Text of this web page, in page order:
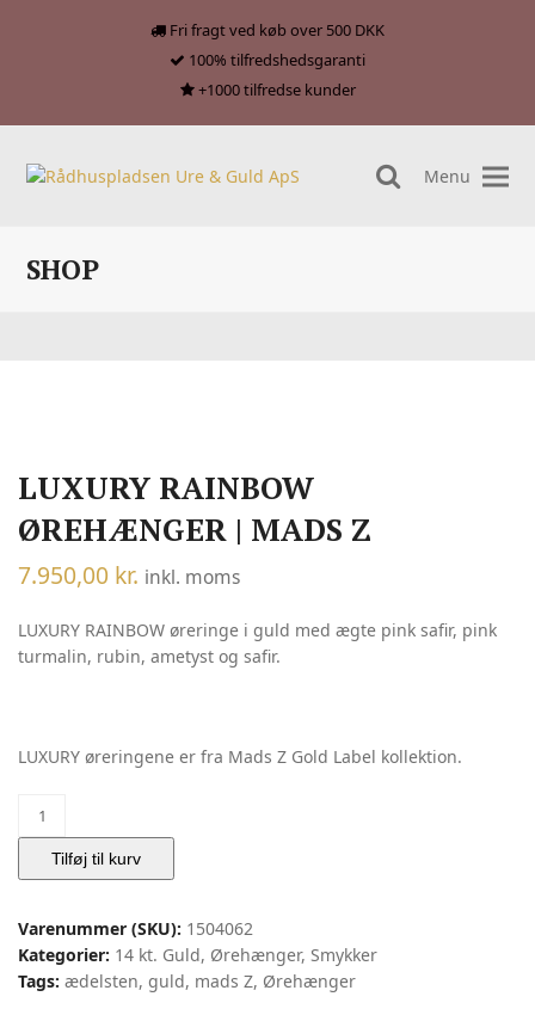
Fri fragt ved køb over 500 DKK
100% tilfredshedsgaranti
+1000 tilfredse kunder
search
Menu
SHOP
LUXURY RAINBOW
ØREHÆNGER | MADS Z
7.950,00 kr. inkl. moms
LUXURY RAINBOW øreringe i guld med ægte pink safir, pink
turmalin, rubin, ametyst og safir.
LUXURY øreringene er fra Mads Z Gold Label kollektion.
Luxury
Rainbow
Ørehænger
|
Z
antal
Tilføj til kurv
Varenummer (SKU): 1504062
Kategorier: 14 kt. Guld, Ørehænger, Smykker
Tags: ædelsten, guld, mads Z, Ørehænger